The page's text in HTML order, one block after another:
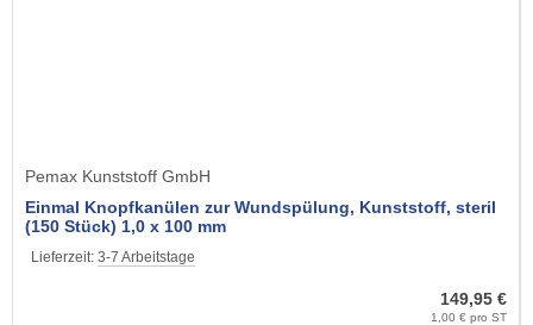
Pemax Kunststoff GmbH
Einmal Knopfkanülen zur Wundspülung, Kunststoff, steril
(150 Stück) 1,0 x 100 mm
Lieferzeit: 3-7 Arbeitstage
149,95 €
1,00 € pro ST